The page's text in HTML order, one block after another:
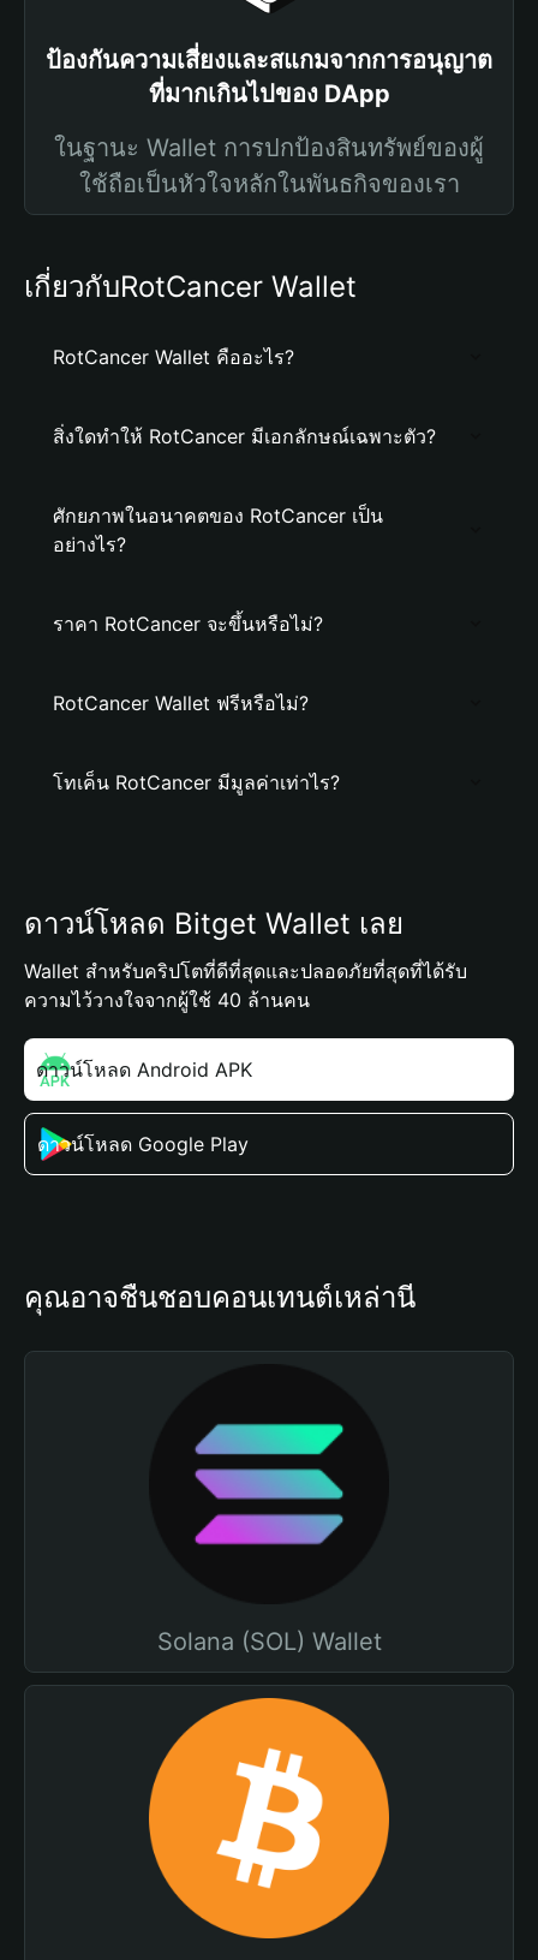
ป้องกันความเสี่ยงและสแกมจากการอนุญาต
ที่มากเกินไปของ DApp
ในฐานะ Wallet การปกป้องสินทรัพย์ของผู้
ใช้ถือเป็นหัวใจหลักในพันธกิจของเรา
เกี่ยวกับRotCancer Wallet
RotCancer Wallet คืออะไร?
สิ่งใดทำให้ RotCancer มีเอกลักษณ์เฉพาะตัว?
ศักยภาพในอนาคตของ RotCancer เป็น
อย่างไร?
ราคา RotCancer จะขึ้นหรือไม่?
RotCancer Wallet ฟรีหรือไม่?
โทเค็น RotCancer มีมูลค่าเท่าไร?
ดาวน์โหลด Bitget Wallet เลย
Wallet สำหรับคริปโตที่ดีที่สุดและปลอดภัยที่สุดที่ได้รับ
ความไว้วางใจจากผู้ใช้ 40 ล้านคน
ดาวน์โหลด Android APK
ดาวน์โหลด Google Play
คุณอาจชื่นชอบคอนเทนต์เหล่านี้
Solana (SOL) Wallet